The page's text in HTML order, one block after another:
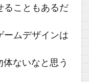
ることもあるだ
ームデザインは
ないなと思う